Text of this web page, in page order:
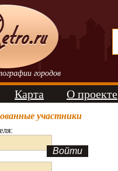
городов
Карта О проекте
участники